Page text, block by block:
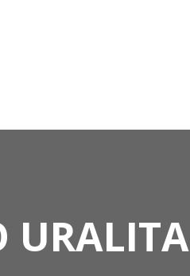
URALITA